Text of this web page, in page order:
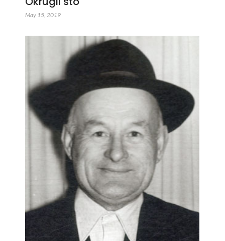
May 15, 2019